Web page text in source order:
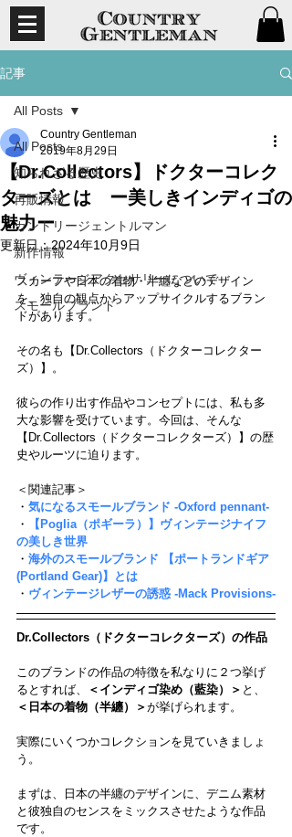
記事
All Posts
知られざる歴史
再販情報
カントリージェントルマン
新作情報
ヴィンテージアクセサリーについて
スモールブランド
All Posts
【Dr.Collectors】ドクターコレク
ターズとは ー美しきインディゴの
魅力ー
Country Gentleman
2019年8月29日
更新日：2024年10月9日
スカーフや日本の着物・半纏などのデザイン
を、独自の観点からアップサイクルするブラン
ドがあります。
その名も【Dr.Collectors（ドクターコレクター
ズ）】。
彼らの作り出す作品やコンセプトには、私も多
大な影響を受けています。今回は、そんな
【Dr.Collectors（ドクターコレクターズ）】の歴
史やルーツに迫ります。
＜関連記事＞
・ 気になるスモールブランド -Oxford pennant-
・
【Poglia（ポギーラ）】ヴィンテージナイフ
の美しき世界
・ 海外のスモールブランド 【ポートランドギア
(Portland Gear)】とは
・ ヴィンテージレザーの誘惑 -Mack Provisions-
Dr.Collectors（ドクターコレクターズ）の作品
このブランドの作品の特徴を私なりに２つ挙げ
るとすれば、
＜インディゴ染め（藍染）＞ と、
＜日本の着物（半纏）＞ が挙げられます。
実際にいくつかコレクションを見ていきましょ
う。
まずは、日本の半纏のデザインに、デニム素材
と彼独自のセンスをミックスさせたような作品
です。